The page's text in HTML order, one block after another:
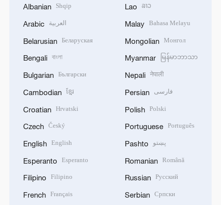
Albanian Shqip
Arabic العربية
Belarusian Беларуская
Bengali বাংলা
Bulgarian Български
Cambodian ខ្មែរ
Croatian Hrvatski
Czech Český
English English
Esperanto Esperanto
Filipino Filipino
French Français
Lao ລາວ
Malay Bahasa Melayu
Mongolian Монгол
Myanmar မြန်မာဘာသာ
Nepali नेपाली
Persian فارسی
Polish Polski
Portuguese Português
Pashto پښتو
Romanian Română
Russian Русский
Serbian Српски